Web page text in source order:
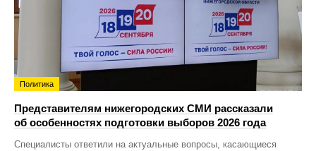
Политика
Представителям нижегородских СМИ рассказали
об особенностях подготовки выборов 2026 года
Специалисты ответили на актуальные вопросы, касающиеся